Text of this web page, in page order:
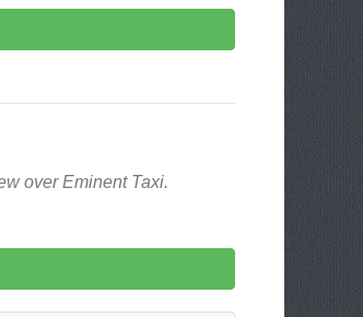
over Eminent Taxi.